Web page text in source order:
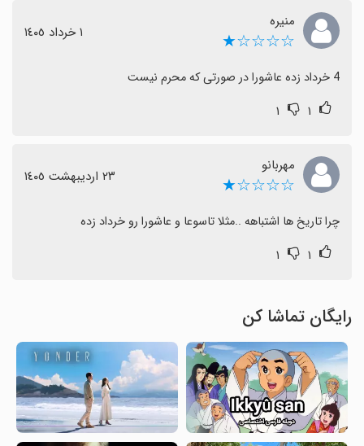
منیره
☆☆☆☆★ ١ خرداد ١٤٠٥
4 خرداد زده عاشورا در صورتی که محرم نیست
۱ ۱
مهربانو
☆☆☆☆★ ٢٣ اردیبهشت ١٤٠٥
چرا تاریخ ها اشتباهه ..مثلا تاسوعا و عاشورا رو خرداد زده
۱ ۱
رایگان تماشا کن